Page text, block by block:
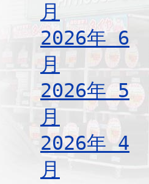
月
2026年 6
月
2026年 5
月
2026年 4
月